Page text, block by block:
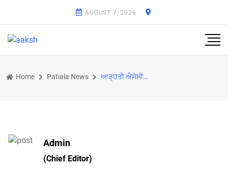
AUGUST 7, 2026
Home Patiala News ਆੜ੍ਹਤੀ ਐਸੋਸੀਏਸ਼ਨ ਨੇ ਕੀਤਾ ਸੈਕਟਰੀ ਫੂਡ ਵਿਕਾਸ ਗਰਗ ਨੂੰ ਸਨਮਾਨਤ
Admin
(Chief Editor)